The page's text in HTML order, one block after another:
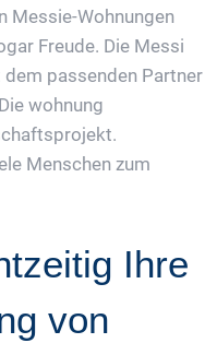
Messie-Wohnungen
Freude. Die Messi
passenden Partner
wohnung
Menschen zum
Ihre
von